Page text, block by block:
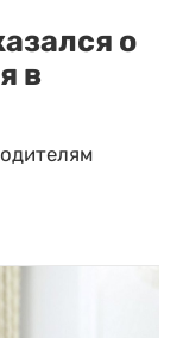
о
в